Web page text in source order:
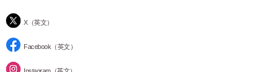
X（英文）
Facebook（英文）
Instagram（英文）